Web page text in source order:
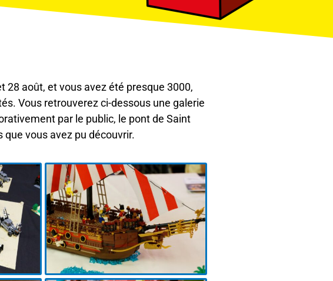
28 août, et vous avez été presque 3000,
Vous retrouverez ci-dessous une galerie
par le public, le pont de Saint
vous avez pu découvrir.